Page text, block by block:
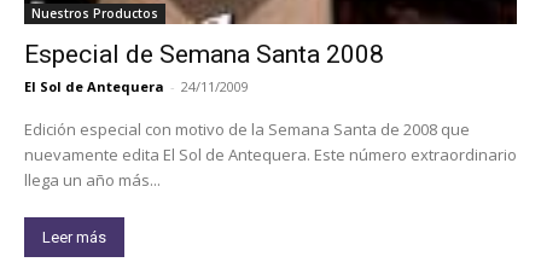
Nuestros Productos
Especial de Semana Santa 2008
El Sol de Antequera - 24/11/2009
Edición especial con motivo de la Semana Santa de 2008 que
nuevamente edita El Sol de Antequera. Este número extraordinario
llega un año más...
Leer más